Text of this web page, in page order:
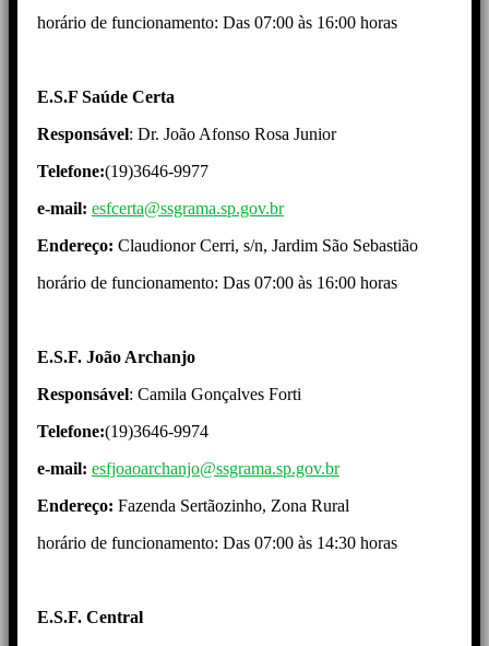
horário de funcionamento: Das 07:00 às 16:00 horas
E.S.F Saúde Certa
Responsável: Dr. João Afonso Rosa Junior
Telefone:(19)3646-9977
e-mail: esfcerta@ssgrama.sp.gov.br
Endereço: Claudionor Cerri, s/n, Jardim São Sebastião
horário de funcionamento: Das 07:00 às 16:00 horas
E.S.F. João Archanjo
Responsável: Camila Gonçalves Forti
Telefone:(19)3646-9974
e-mail: esfjoaoarchanjo@ssgrama.sp.gov.br
Endereço: Fazenda Sertãozinho, Zona Rural
horário de funcionamento: Das 07:00 às 14:30 horas
E.S.F. Central